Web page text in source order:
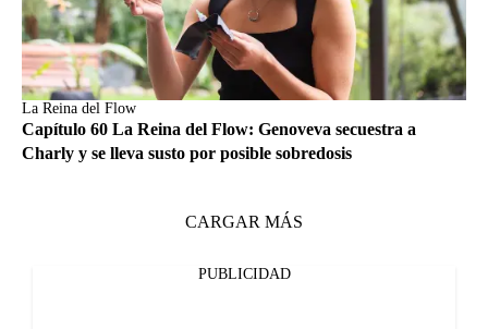
La Reina del Flow
Capítulo 60 La Reina del Flow: Genoveva secuestra a
Charly y se lleva susto por posible sobredosis
CARGAR MÁS
PUBLICIDAD